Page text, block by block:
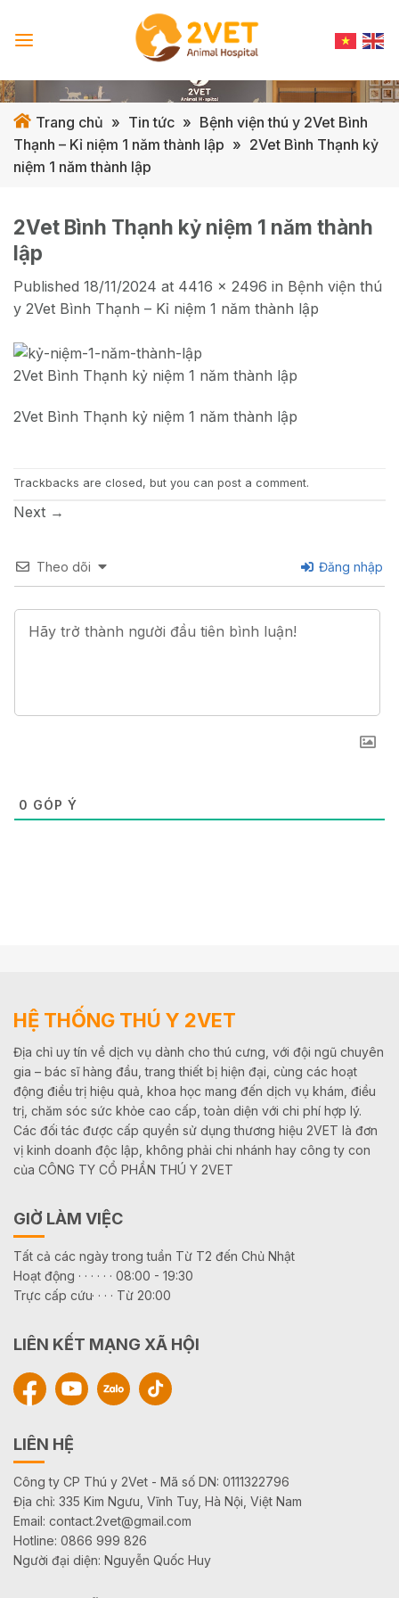
Trang chủ » Tin tức » Bệnh viện thú y 2Vet Bình
Thạnh – Kỉ niệm 1 năm thành lập » 2Vet Bình Thạnh kỷ
niệm 1 năm thành lập
2Vet Bình Thạnh kỷ niệm 1 năm thành
lập
Published 18/11/2024 at 4416 × 2496 in Bệnh viện thú
y 2Vet Bình Thạnh – Kỉ niệm 1 năm thành lập
2Vet Bình Thạnh kỷ niệm 1 năm thành lập
2Vet Bình Thạnh kỷ niệm 1 năm thành lập
Trackbacks are closed, but you can post a comment.
Next →
Theo dõi Đăng nhập
0 GÓP Ý
HỆ THỐNG THÚ Y 2VET
Địa chỉ uy tín về dịch vụ dành cho thú cưng, với đội ngũ chuyên
gia – bác sĩ hàng đầu, trang thiết bị hiện đại, cùng các hoạt
động điều trị hiệu quả, khoa học mang đến dịch vụ khám, điều
trị, chăm sóc sức khỏe cao cấp, toàn diện với chi phí hợp lý.
Các đối tác được cấp quyền sử dụng thương hiệu 2VET là đơn
vị kinh doanh độc lập, không phải chi nhánh hay công ty con
của CÔNG TY CỔ PHẦN THÚ Y 2VET
GIỜ LÀM VIỆC
Tất cả các ngày trong tuần Từ T2 đến Chủ Nhật
Hoạt động · · · · · · 08:00 - 19:30
Trực cấp cứu· · · · Từ 20:00
LIÊN KẾT MẠNG XÃ HỘI
LIÊN HỆ
Công ty CP Thú y 2Vet - Mã số DN: 0111322796
Địa chỉ: 335 Kim Ngưu, Vĩnh Tuy, Hà Nội, Việt Nam
Email: contact.2vet@gmail.com
Hotline: 0866 999 826
Người đại diện: Nguyễn Quốc Huy